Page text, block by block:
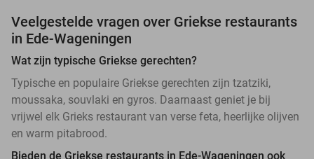
Veelgestelde vragen over Griekse restaurants
in Ede-Wageningen
Wat zijn typische Griekse gerechten?
Typische en populaire Griekse gerechten zijn tzatziki,
moussaka, souvlaki en gyros. Daarnaast geniet je bij
vrijwel elk Grieks restaurant van verse feta, heerlijke olijven
en warm pitabrood.
Bieden de Griekse restaurants in Ede-Wageningen ook